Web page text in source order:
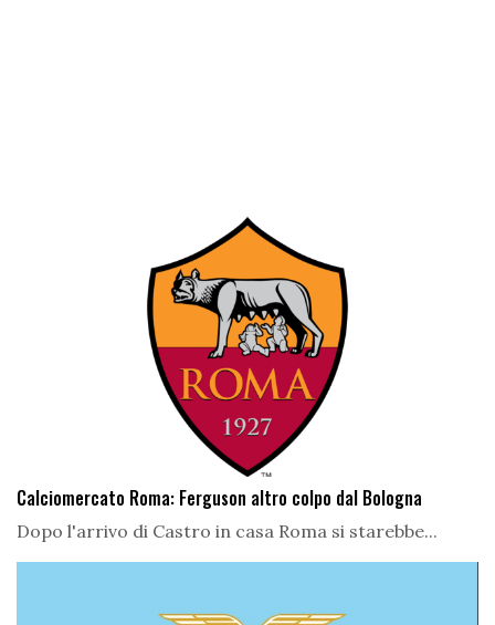
Calciomercato Roma: Ferguson altro colpo dal Bologna
Dopo l'arrivo di Castro in casa Roma si starebbe...